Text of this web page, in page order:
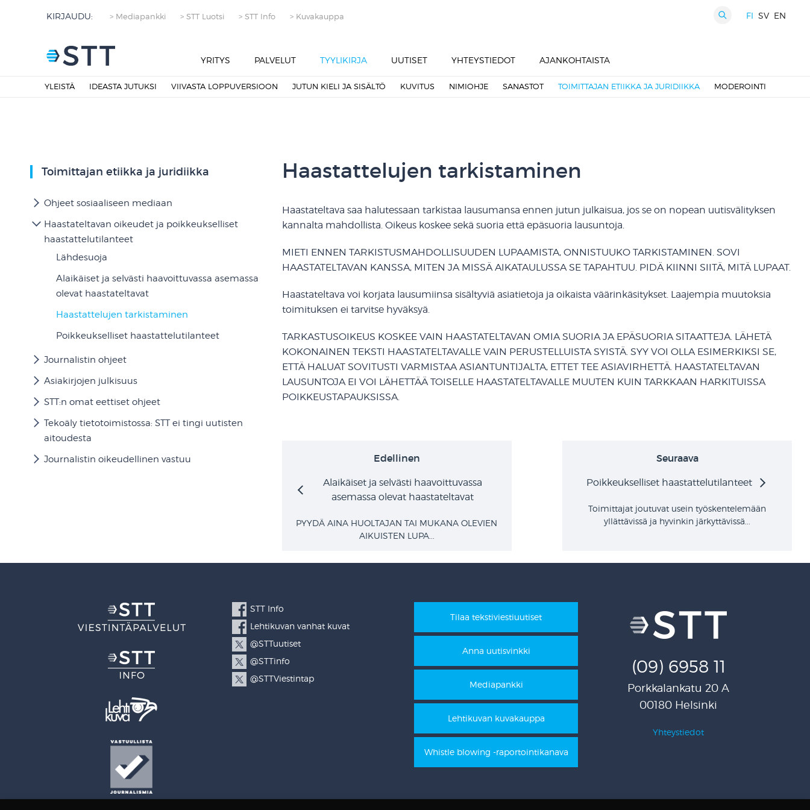
FI SV EN
KIRJAUDU: > Mediapankki > STT Luotsi > STT Info > Kuvakauppa
YRITYS PALVELUT TYYLIKIRJA
YLEISTÄ IDEASTA JUTUKSI VIIVASTA LOPPUVERSIOON JUTUN KIELI JA SISÄLTÖ KUVITUS NIMIOHJE SANASTOT TOIMITTAJAN ETIIKKA JA JURIDIIKKA MODEROINTI
UUTISET YHTEYSTIEDOT AJANKOHTAISTA
Toimittajan etiikka ja juridiikka
Ohjeet sosiaaliseen mediaan
Haastateltavan oikeudet ja poikkeukselliset
haastattelutilanteet
Lähdesuoja
Alaikäiset ja selvästi haavoittuvassa asemassa
olevat haastateltavat
Haastattelujen tarkistaminen
Poikkeukselliset haastattelutilanteet
Journalistin ohjeet
Asiakirjojen julkisuus
STT:n omat eettiset ohjeet
Tekoäly tietotoimistossa: STT ei tingi uutisten
aitoudesta
Journalistin oikeudellinen vastuu
Haastattelujen tarkistaminen
Haastateltava saa halutessaan tarkistaa lausumansa ennen jutun julkaisua, jos se on nopean uutisvälityksen
kannalta mahdollista. Oikeus koskee sekä suoria että epäsuoria lausuntoja.
MIETI ENNEN TARKISTUSMAHDOLLISUUDEN LUPAAMISTA, ONNISTUUKO TARKISTAMINEN. SOVI
HAASTATELTAVAN KANSSA, MITEN JA MISSÄ AIKATAULUSSA SE TAPAHTUU. PIDÄ KIINNI SIITÄ, MITÄ LUPAAT.
Haastateltava voi korjata lausumiinsa sisältyviä asiatietoja ja oikaista väärinkäsitykset. Laajempia muutoksia
toimituksen ei tarvitse hyväksyä.
TARKASTUSOIKEUS KOSKEE VAIN HAASTATELTAVAN OMIA SUORIA JA EPÄSUORIA SITAATTEJA. LÄHETÄ
KOKONAINEN TEKSTI HAASTATELTAVALLE VAIN PERUSTELLUISTA SYISTÄ. SYY VOI OLLA ESIMERKIKSI SE,
ETTÄ HALUAT SOVITUSTI VARMISTAA ASIANTUNTIJALTA, ETTET TEE ASIAVIRHETTÄ. HAASTATELTAVAN
LAUSUNTOJA EI VOI LÄHETTÄÄ TOISELLE HAASTATELTAVALLE MUUTEN KUIN TARKKAAN HARKITUISSA
POIKKEUSTAPAUKSISSA.
Edellinen
Alaikäiset ja selvästi haavoittuvassa
asemassa olevat haastateltavat
PYYDÄ AINA HUOLTAJAN TAI MUKANA OLEVIEN
AIKUISTEN LUPA...
Seuraava
Poikkeukselliset haastattelutilanteet
Toimittajat joutuvat usein työskentelemään
yllättävissä ja hyvinkin järkyttävissä...
(09) 6958 11
Porkkalankatu 20 A
00180 Helsinki
Yhteystiedot
Tilaa tekstiviestiuutiset
Anna uutisvinkki
Mediapankki
Lehtikuvan kuvakauppa
Whistle blowing -raportointikanava
STT Info
Lehtikuvan vanhat kuvat
@STTuutiset
@STTinfo
@STTViestintap